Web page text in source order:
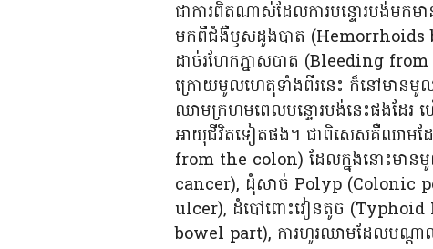
ជាការពិតណាស់ដែលការបន្ទោរបង់មក
មកពីជំងឺឫសដូងបាត (Hemorrhoids
ដាច់រហែកភ្នាសបាត (Bleeding
ក្រោយមូលហេតុទាំងពីរនេះ ក៏នៅមានមូ
ឈាមក្រហមពេលបន្ទោរបង់នេះផងដែរ ហ
អាយុជីវិតទៀតផង។ ជាពិសេសគឺឈាមដ
from the colon) ដែលក្នុងនោះមា
cancer), ដុំសាច់ Polyp (Colonic
ulcer), ដំបៅពោះវៀនតូច
bowel part), ការហូរឈាមដែលបណ្